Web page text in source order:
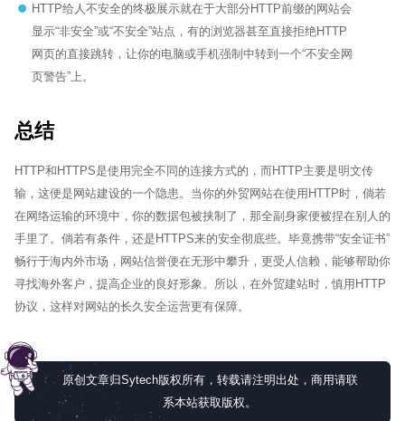
HTTP给人不安全的终极展示就在于大部分HTTP前缀的网站会
显示“非安全”或“不安全”站点，有的浏览器甚至直接拒绝HTTP
网页的直接跳转，让你的电脑或手机强制中转到一个“不安全网
页警告”上。
总结
HTTP和HTTPS是使用完全不同的连接方式的，而HTTP主要是明文传
输，这便是网站建设的一个隐患。当你的外贸网站在使用HTTP时，倘若
在网络运输的环境中，你的数据包被挟制了，那全副身家便被捏在别人的
手里了。倘若有条件，还是HTTPS来的安全彻底些。毕竟携带“安全证书”
畅行于海内外市场，网站信誉便在无形中攀升，更受人信赖，能够帮助你
寻找海外客户，提高企业的良好形象。所以，在外贸建站时，慎用HTTP
协议，这样对网站的长久安全运营更有保障。
原创文章归Sytech版权所有，转载请注明出处，商用请联
系本站获取版权。